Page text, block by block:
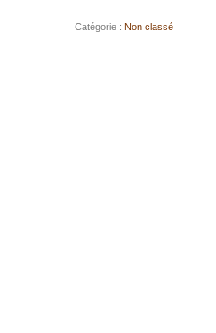
Catégorie : Non classé